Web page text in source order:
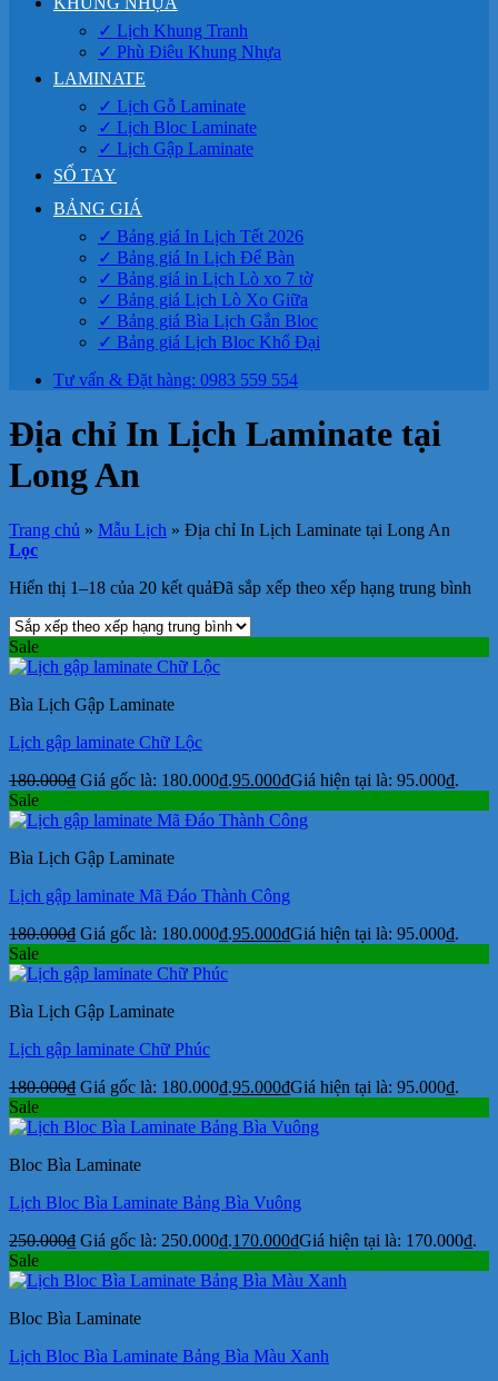
✓ Lịch Khung Tranh
✓ Phù Điêu Khung Nhựa
LAMINATE
✓ Lịch Gỗ Laminate
✓ Lịch Bloc Laminate
✓ Lịch Gập Laminate
SỔ TAY
BẢNG GIÁ
✓ Bảng giá In Lịch Tết 2026
✓ Bảng giá In Lịch Để Bàn
✓ Bảng giá in Lịch Lò xo 7 tờ
✓ Bảng giá Lịch Lò Xo Giữa
✓ Bảng giá Bìa Lịch Gắn Bloc
✓ Bảng giá Lịch Bloc Khổ Đại
Tư vấn & Đặt hàng: 0983 559 554
Địa chỉ In Lịch Laminate tại
Long An
Trang chủ » Mẫu Lịch » Địa chỉ In Lịch Laminate tại Long An
Lọc
Hiển thị 1–18 của 20 kết quảĐã sắp xếp theo xếp hạng trung bình
Sale
Bìa Lịch Gập Laminate
Lịch gập laminate Chữ Lộc
180.000₫ Giá gốc là: 180.000₫.95.000₫Giá hiện tại là: 95.000₫.
Sale
Bìa Lịch Gập Laminate
Lịch gập laminate Mã Đáo Thành Công
180.000₫ Giá gốc là: 180.000₫.95.000₫Giá hiện tại là: 95.000₫.
Sale
Bìa Lịch Gập Laminate
Lịch gập laminate Chữ Phúc
180.000₫ Giá gốc là: 180.000₫.95.000₫Giá hiện tại là: 95.000₫.
Sale
Bloc Bìa Laminate
Lịch Bloc Bìa Laminate Bảng Bìa Vuông
250.000₫ Giá gốc là: 250.000₫.170.000₫Giá hiện tại là: 170.000₫.
Sale
Bloc Bìa Laminate
Lịch Bloc Bìa Laminate Bảng Bìa Màu Xanh